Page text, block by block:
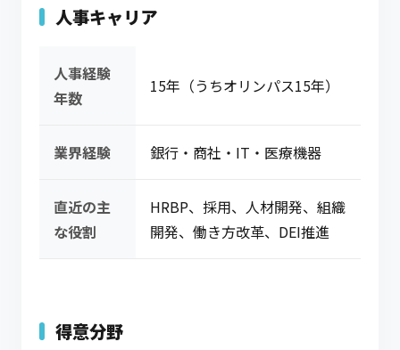
人事キャリア
人事経験
年数
15年（うちオリンパス15年）
業界経験 銀行・商社・IT・医療機器
直近の主
な役割
HRBP、採用、人材開発、組織
開発、働き方改革、DEI推進
得意分野